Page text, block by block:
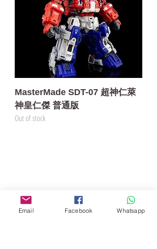
MasterMade SDT-07 超神仁萊
神皇仁傑 普通版
Out of stock
商場2樓275A
Email Facebook Whatsapp